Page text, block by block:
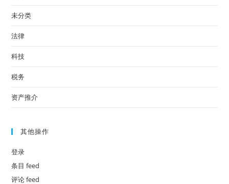
未分类
法律
科技
税务
资产推介
其他操作
登录
条目 feed
评论 feed